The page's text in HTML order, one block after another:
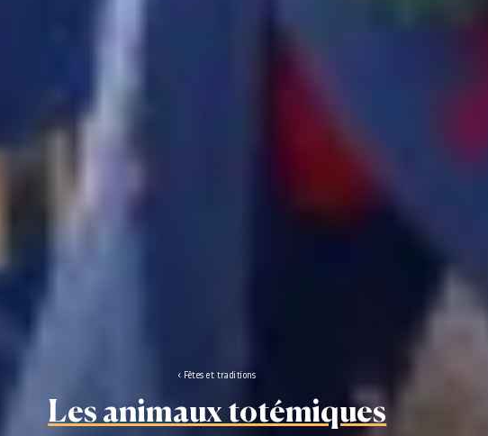
Fêtes et traditions
Les animaux totémiques